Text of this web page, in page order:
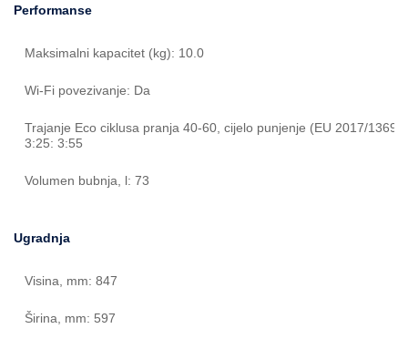
Performanse
Maksimalni kapacitet (kg): 10.0
Wi-Fi povezivanje: Da
Trajanje Eco ciklusa pranja 40-60, cijelo punjenje (EU 2017/1369)
3:25: 3:55
Volumen bubnja, l: 73
Ugradnja
Visina, mm: 847
Širina, mm: 597